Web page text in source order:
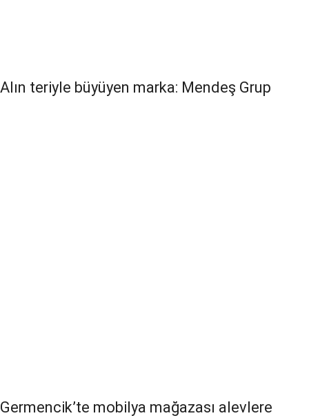
Alın teriyle büyüyen marka: Mendeş Grup
Germencik’te mobilya mağazası alevlere